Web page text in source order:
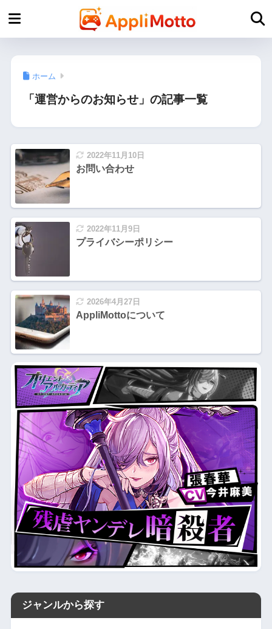
ホーム
「運営からのお知らせ」の記事一覧
2022年11月10日
お問い合わせ
2022年11月9日
プライバシーポリシー
2026年4月27日
AppliMottoについて
ジャンルから探す